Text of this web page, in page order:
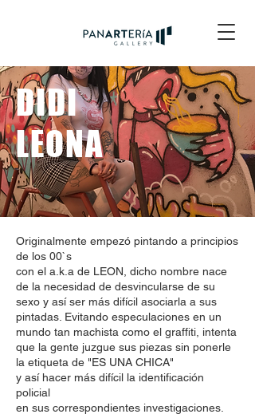
DIDI
LEONA
Originalmente empezó pintando a principios
de los 00`s
con el a.k.a de LEON, dicho nombre nace
de la necesidad de desvincularse de su
sexo y así ser más difícil asociarla a sus
pintadas. Evitando especulaciones en un
mundo tan machista como el graffiti, intenta
que la gente juzgue sus piezas sin ponerle
la etiqueta de "ES UNA CHICA"
y así hacer más difícil la identificación
policial
en sus correspondientes investigaciones.